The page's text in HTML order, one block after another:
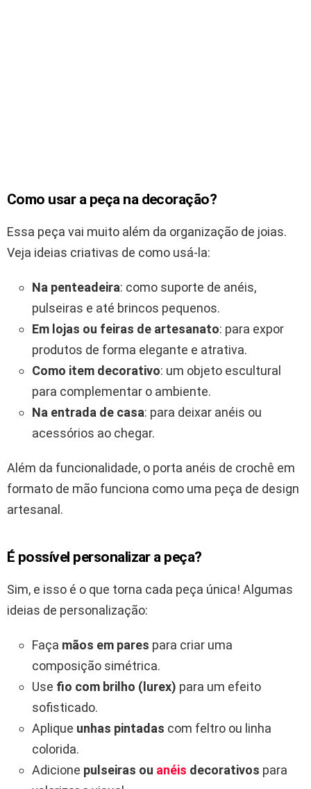
Como usar a peça na decoração?
Essa peça vai muito além da organização de joias.
Veja ideias criativas de como usá-la:
Na penteadeira: como suporte de anéis,
pulseiras e até brincos pequenos.
Em lojas ou feiras de artesanato: para expor
produtos de forma elegante e atrativa.
Como item decorativo: um objeto escultural
para complementar o ambiente.
Na entrada de casa: para deixar anéis ou
acessórios ao chegar.
Além da funcionalidade, o porta anéis de crochê em
formato de mão funciona como uma peça de design
artesanal.
É possível personalizar a peça?
Sim, e isso é o que torna cada peça única! Algumas
ideias de personalização:
Faça mãos em pares para criar uma
composição simétrica.
Use fio com brilho (lurex) para um efeito
sofisticado.
Aplique unhas pintadas com feltro ou linha
colorida.
Adicione pulseiras ou anéis decorativos para